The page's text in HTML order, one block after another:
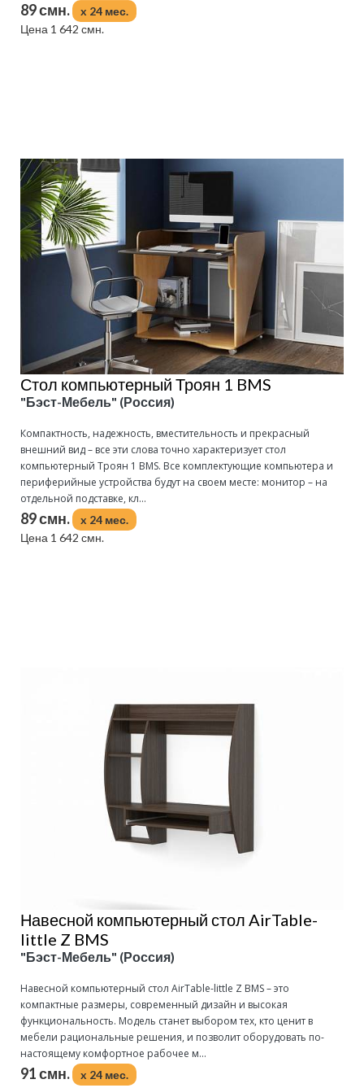
89 смн.
x 24 мес.
Цена 1 642 смн.
Стол компьютерный Троян 1 BMS
"Бэст-Мебель" (Россия)
Компактность, надежность, вместительность и прекрасный
внешний вид – все эти слова точно характеризует стол
компьютерный Троян 1 BMS. Все комплектующие компьютера и
периферийные устройства будут на своем месте: монитор – на
отдельной подставке, кл...
89 смн.
x 24 мес.
Цена 1 642 смн.
Навесной компьютерный стол AirTable-
little Z BMS
"Бэст-Мебель" (Россия)
Навесной компьютерный стол AirTable-little Z BMS – это
компактные размеры, современный дизайн и высокая
функциональность. Модель станет выбором тех, кто ценит в
мебели рациональные решения, и позволит оборудовать по-
настоящему комфортное рабочее м...
91 смн.
x 24 мес.